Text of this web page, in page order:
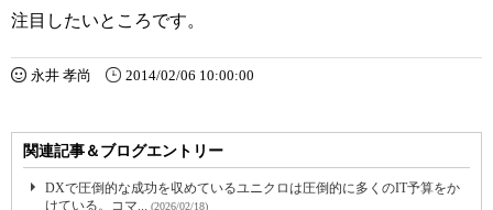
注目したいところです。
永井 孝尚 2014/02/06 10:00:00
関連記事＆ブログエントリー
DXで圧倒的な成功を収めているユニクロは圧倒的に多くのIT予算をか
けている。コマ...
(2026/02/18)